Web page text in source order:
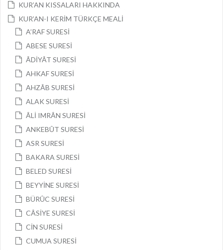
KUR’AN KISSALARI HAKKINDA
KUR’AN-I KERİM TÜRKÇE MEALİ
A’RAF SURESİ
ABESE SURESİ
ÂDİYÂT SURESİ
AHKAF SURESİ
AHZÂB SURESİ
ALAK SURESİ
ÂLİ IMRÂN SURESİ
ANKEBÛT SURESİ
ASR SURESİ
BAKARA SURESİ
BELED SURESİ
BEYYİNE SURESİ
BÜRÛC SURESİ
CÂSİYE SURESİ
CİN SURESİ
CUMUA SURESİ